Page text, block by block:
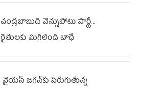
చంద్రబాబుది వెన్నుపోటు పార్టీ...
రైతులకు మిగిలింది బాధే
వైయ‌స్ జగన్‌కు పెరుగుతున్న